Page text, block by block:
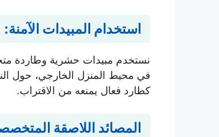
استخدام المبيدات الآمنة:
نستخدم مبيدات حشرية وطاردة
في محيط المنزل الخارجي، حول
كطارد فعال يمنعه من الاقتراب.
المصائد اللاصقة